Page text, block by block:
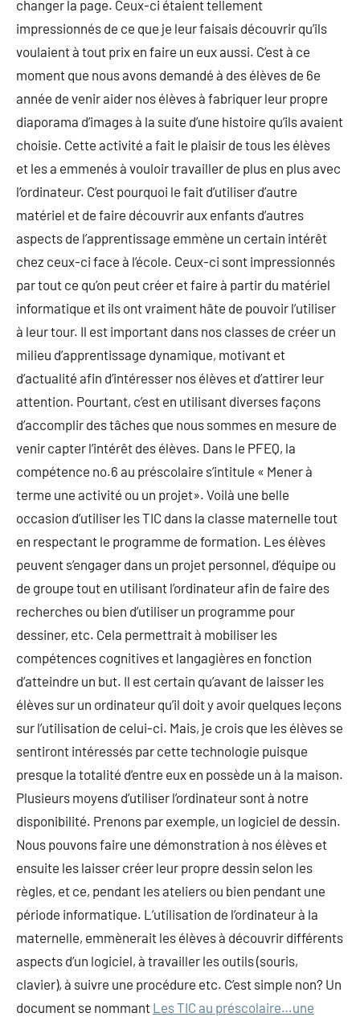
changer la page. Ceux-ci étaient tellement
impressionnés de ce que je leur faisais découvrir qu’ils
voulaient à tout prix en faire un eux aussi. C’est à ce
moment que nous avons demandé à des élèves de 6e
année de venir aider nos élèves à fabriquer leur propre
diaporama d’images à la suite d’une histoire qu’ils avaient
choisie. Cette activité a fait le plaisir de tous les élèves
et les a emmenés à vouloir travailler de plus en plus avec
l’ordinateur. C’est pourquoi le fait d’utiliser d’autre
matériel et de faire découvrir aux enfants d’autres
aspects de l’apprentissage emmène un certain intérêt
chez ceux-ci face à l’école. Ceux-ci sont impressionnés
par tout ce qu’on peut créer et faire à partir du matériel
informatique et ils ont vraiment hâte de pouvoir l’utiliser
à leur tour. Il est important dans nos classes de créer un
milieu d’apprentissage dynamique, motivant et
d’actualité afin d’intéresser nos élèves et d’attirer leur
attention. Pourtant, c’est en utilisant diverses façons
d’accomplir des tâches que nous sommes en mesure de
venir capter l’intérêt des élèves. Dans le PFEQ, la
compétence no.6 au préscolaire s’intitule « Mener à
terme une activité ou un projet». Voilà une belle
occasion d’utiliser les TIC dans la classe maternelle tout
en respectant le programme de formation. Les élèves
peuvent s’engager dans un projet personnel, d’équipe ou
de groupe tout en utilisant l’ordinateur afin de faire des
recherches ou bien d’utiliser un programme pour
dessiner, etc. Cela permettrait à mobiliser les
compétences cognitives et langagières en fonction
d’atteindre un but. Il est certain qu’avant de laisser les
élèves sur un ordinateur qu’il doit y avoir quelques leçons
sur l’utilisation de celui-ci. Mais, je crois que les élèves se
sentiront intéressés par cette technologie puisque
presque la totalité d’entre eux en possède un à la maison.
Plusieurs moyens d’utiliser l’ordinateur sont à notre
disponibilité. Prenons par exemple, un logiciel de dessin.
Nous pouvons faire une démonstration à nos élèves et
ensuite les laisser créer leur propre dessin selon les
règles, et ce, pendant les ateliers ou bien pendant une
période informatique. L’utilisation de l’ordinateur à la
maternelle, emmènerait les élèves à découvrir différents
aspects d’un logiciel, à travailler les outils (souris,
clavier), à suivre une procédure etc. C’est simple non? Un
document se nommant Les TIC au préscolaire…une